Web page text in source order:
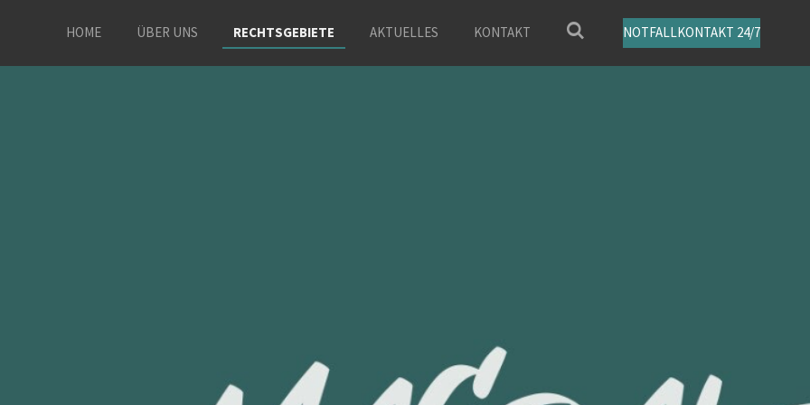
HOME ÜBER UNS RECHTSGEBIETE AKTUELLES KONTAKT NOTFALLKONTAKT 24/7